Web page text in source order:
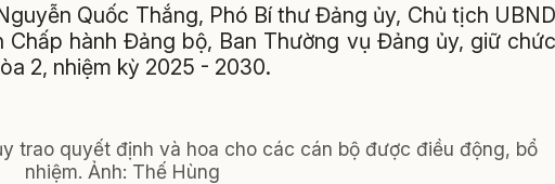
Quốc Thắng, Phó Bí thư Đảng ủy, Chủ tịch UBND
Chấp hành Đảng bộ, Ban Thường vụ Đảng ủy, giữ chức
2, nhiệm kỳ 2025 - 2030.
trao quyết định và hoa cho các cán bộ được điều động, bổ
nhiệm. Ảnh: Thế Hùng